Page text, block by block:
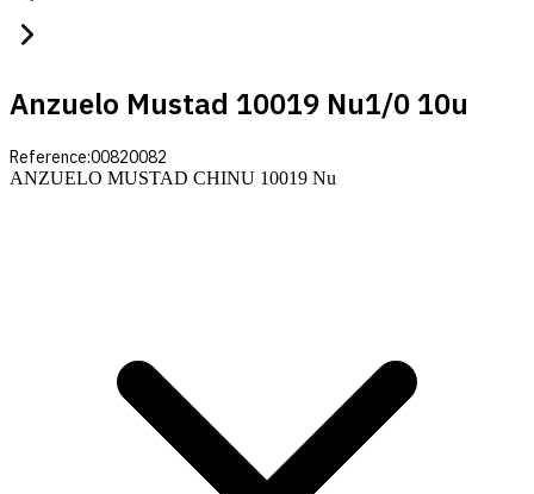
Anzuelo Mustad 10019 Nu1/0 10u
Reference:00820082
ANZUELO MUSTAD CHINU 10019 Nu